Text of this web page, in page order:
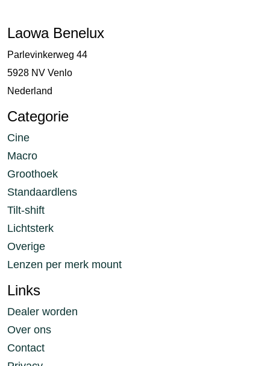
Laowa Benelux
Parlevinkerweg 44
5928 NV Venlo
Nederland
Categorie
Cine
Macro
Groothoek
Standaardlens
Tilt-shift
Lichtsterk
Overige
Lenzen per merk mount
Links
Dealer worden
Over ons
Contact